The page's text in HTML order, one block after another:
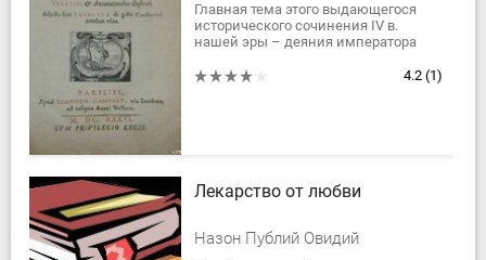
Главная тема этого выдающегося
исторического сочинения IV в.
нашей эры – деяния императора
язычника на Римском троне.
4.2 (1)
Лекарство от любви
Назон Публий Овидий